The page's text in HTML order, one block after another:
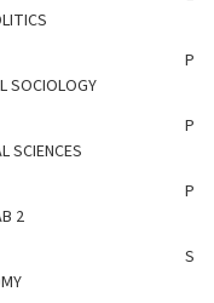
SOCIOLOGY
P
SCIENCES
P
2
P
S